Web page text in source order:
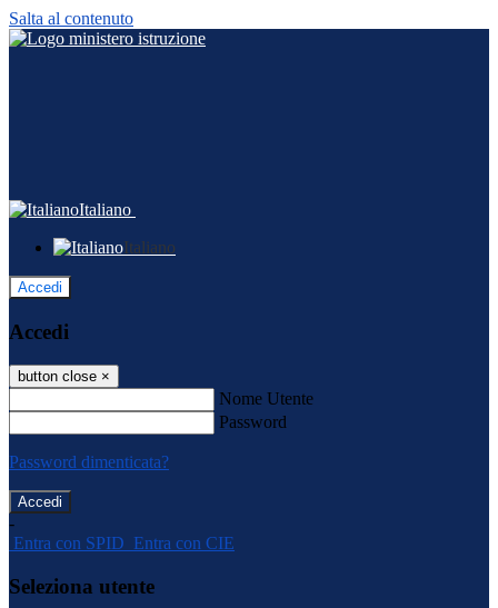
Salta al contenuto
Italiano
Italiano
Accedi
Accedi
button close ×
Nome Utente
Password
Password dimenticata?
-
Entra con SPID Entra con CIE
Seleziona utente